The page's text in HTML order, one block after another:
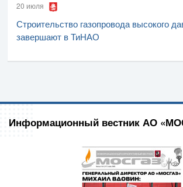
20 июля
Строительство газопровода высокого
завершают в ТиНАО
Информационный вестник АО